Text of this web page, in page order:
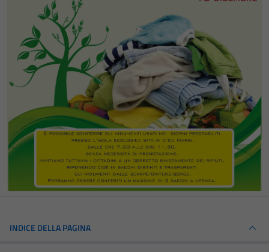
INDICE DELLA PAGINA